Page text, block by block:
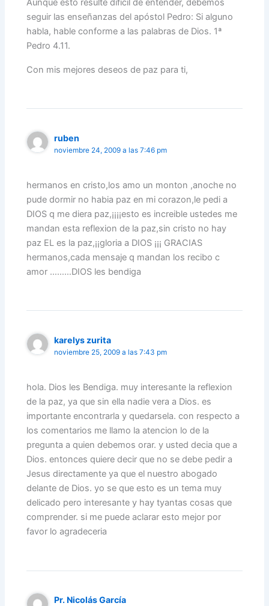
Aunque esto resulte difícil de entender, debemos
seguir las enseñanzas del apóstol Pedro: Si alguno
habla, hable conforme a las palabras de Dios. 1ª
Pedro 4.11.
Con mis mejores deseos de paz para ti,
ruben
noviembre 24, 2009 a las 7:46 pm
hermanos en cristo,los amo un monton ,anoche no
pude dormir no habia paz en mi corazon,le pedi a
DIOS q me diera paz,¡¡¡¡esto es increible ustedes me
mandan esta reflexion de la paz,sin cristo no hay
paz EL es la paz,¡¡gloria a DIOS ¡¡¡ GRACIAS
hermanos,cada mensaje q mandan los recibo c
amor ………DIOS les bendiga
karelys zurita
noviembre 25, 2009 a las 7:43 pm
hola. Dios les Bendiga. muy interesante la reflexion
de la paz, ya que sin ella nadie vera a Dios. es
importante encontrarla y quedarsela. con respecto a
los comentarios me llamo la atencion lo de la
pregunta a quien debemos orar. y usted decia que a
Dios. entonces quiere decir que no se debe pedir a
Jesus directamente ya que el nuestro abogado
delante de Dios. yo se que esto es un tema muy
delicado pero interesante y hay tyantas cosas que
comprender. si me puede aclarar esto mejor por
favor lo agradeceria
Pr. Nicolás García